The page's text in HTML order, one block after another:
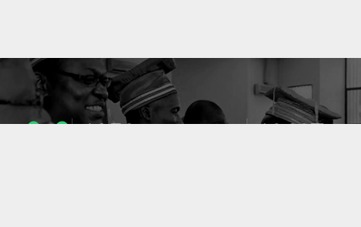
1053 10637